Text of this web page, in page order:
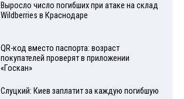
Выросло число погибших при атаке на склад
Wildberries в Краснодаре
QR-код вместо паспорта: возраст
покупателей проверят в приложении
«Госкан»
Слуцкий: Киев заплатит за каждую погибшую